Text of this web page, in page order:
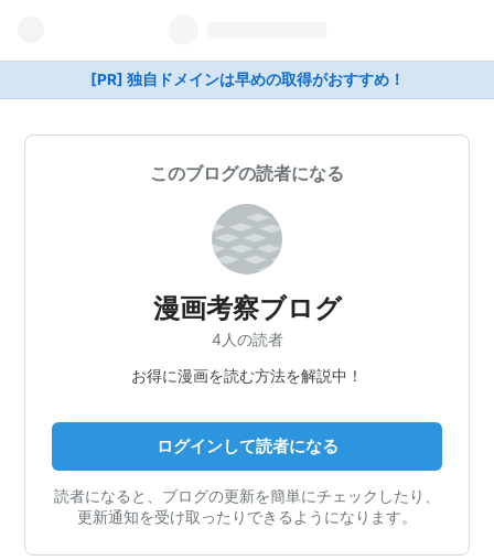
[PR] 独自ドメインは早めの取得がおすすめ！
このブログの読者になる
漫画考察ブログ
4人の読者
お得に漫画を読む方法を解説中！
ログインして読者になる
読者になると、ブログの更新を簡単にチェックしたり、
更新通知を受け取ったりできるようになります。